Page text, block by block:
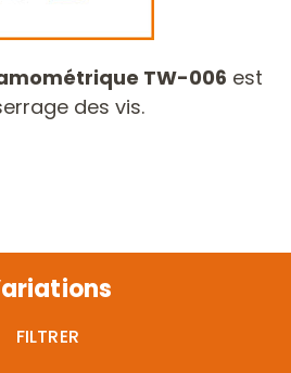
TW-006 est
des vis.
FILTRER